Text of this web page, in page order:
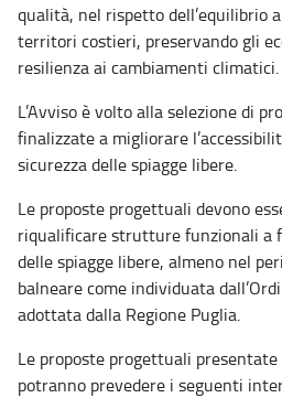
qualità, nel rispetto dell’equilibrio
territori costieri, preservando gli
resilienza ai cambiamenti climatici.
L’Avviso è volto alla selezione di
finalizzate a migliorare
sicurezza delle spiagge libere.
Le proposte progettuali devono
riqualificare strutture funzionali a
delle spiagge libere, almeno nel
balneare come individuata
adottata dalla Regione Puglia.
Le proposte progettuali
potranno prevedere i seguenti